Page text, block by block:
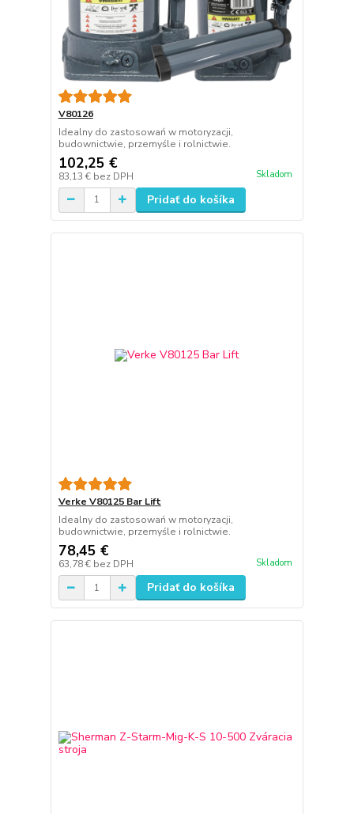
V80126
Idealny do zastosowań w motoryzacji,
budownictwie, przemyśle i rolnictwie.
102,25 €
83,13 € bez DPH Skladom
Pridať do košíka
Verke V80125 Bar Lift
Idealny do zastosowań w motoryzacji,
budownictwie, przemyśle i rolnictwie.
78,45 €
63,78 € bez DPH Skladom
Pridať do košíka